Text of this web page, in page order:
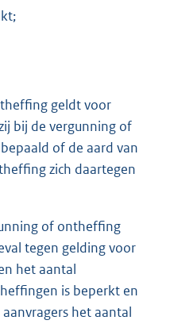
geldt voor
bij de vergunning of
of de aard van
zich daartegen
of ontheffing
tegen gelding voor
het aantal
is beperkt en
het aantal